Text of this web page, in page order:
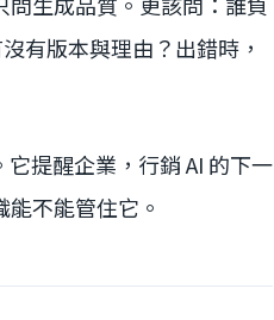
有版本與理由？出錯時，
提醒企業，行銷 AI 的下一
不能管住它。